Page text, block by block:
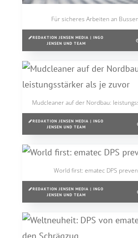
Für sicheres Arbeiten an
REDAKTION JENSEN MEDIA | INGO
JENSEN UND TEAM
Mudcleaner auf der Nordbau:
REDAKTION JENSEN MEDIA | INGO
JENSEN UND TEAM
World first: ematec DPS
REDAKTION JENSEN MEDIA | INGO
JENSEN UND TEAM